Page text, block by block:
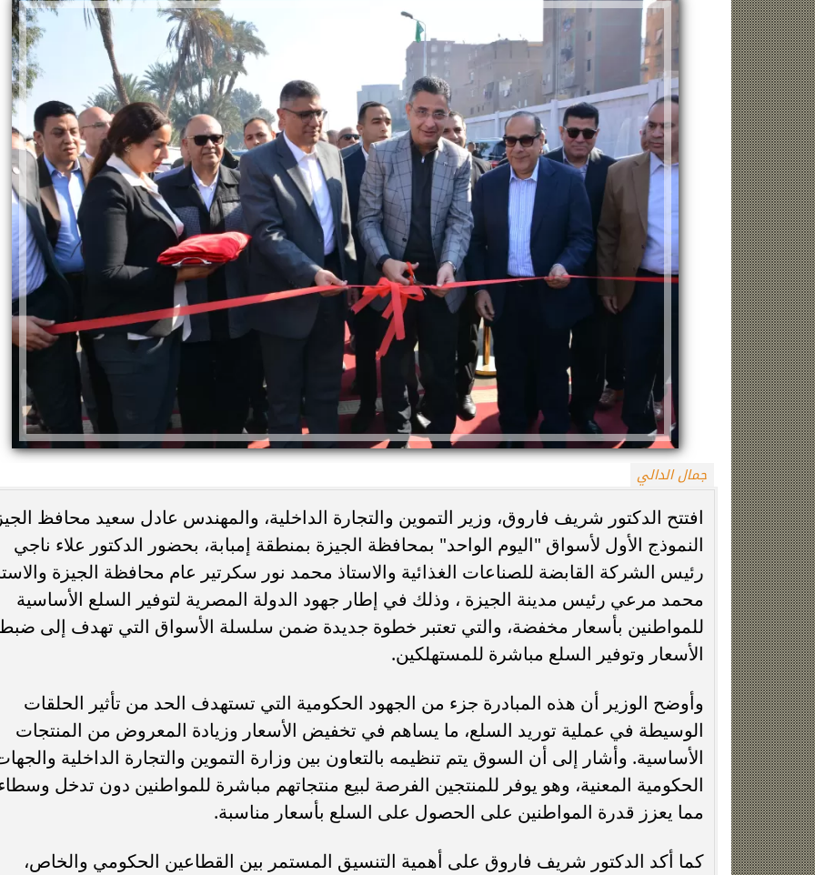
جمال الدالي
افتتح الدكتور شريف فاروق، وزير التموين والتجارة الداخلية، والمهندس عادل سعيد محافظ
النموذج الأول لأسواق "اليوم الواحد" بمحافظة الجيزة بمنطقة إمبابة، بحضور الدكتور علاء ناجي
رئيس الشركة القابضة للصناعات الغذائية والاستاذ محمد نور سكرتير عام محافظة الجيزة
محمد مرعي رئيس مدينة الجيزة ، وذلك في إطار جهود الدولة المصرية لتوفير السلع الأساسية
للمواطنين بأسعار مخفضة، والتي تعتبر خطوة جديدة ضمن سلسلة الأسواق التي تهدف إلى
الأسعار وتوفير السلع مباشرة للمستهلكين.
وأوضح الوزير أن هذه المبادرة جزء من الجهود الحكومية التي تستهدف الحد من تأثير الحلقات
الوسيطة في عملية توريد السلع، ما يساهم في تخفيض الأسعار وزيادة المعروض من المنتجات
الأساسية. وأشار إلى أن السوق يتم تنظيمه بالتعاون بين وزارة التموين والتجارة الداخلية
الحكومية المعنية، وهو يوفر للمنتجين الفرصة لبيع منتجاتهم مباشرة للمواطنين دون تدخل
مما يعزز قدرة المواطنين على الحصول على السلع بأسعار مناسبة.
كما أكد الدكتور شريف فاروق على أهمية التنسيق المستمر بين القطاعين الحكومي والخاص،
زينة عمرو تتوج بجائزة الأفضل بعد تأهل مصر
التاريخي لنصف نهائي مونديال...
السيسي يدعم ناشئات مصر لكرة اليد بعد
التأهل التاريخي إلى نصف نهائي...
خطوبة ملك قورة ويوسف عثمان..
عائلي مرتقب في الساحل